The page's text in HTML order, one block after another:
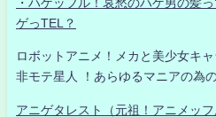
・ハゲッフル！哀愁のハゲ男の髪
ゲっTEL？
ロボットアニメ！メカと美少女キ
非モテ星人 ！あらゆるマニアの為
アニゲタレスト（元祖！アニメッ